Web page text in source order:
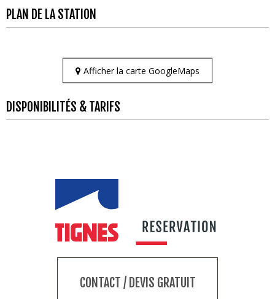
PLAN DE LA STATION
Afficher la carte GoogleMaps
DISPONIBILITÉS & TARIFS
CONTACT / DEVIS GRATUIT